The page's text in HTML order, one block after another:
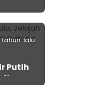
tahun lalu
Putih